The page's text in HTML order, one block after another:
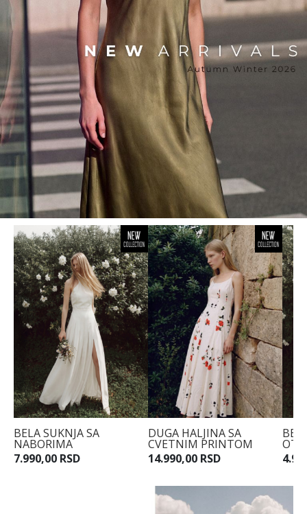
BELA SUKNJA SA
NABORIMA
7.990,00 RSD
DUGA HALJINA SA
CVETNIM PRINTOM
14.990,00 RSD